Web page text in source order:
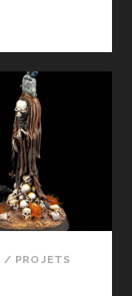
/ PROJETS